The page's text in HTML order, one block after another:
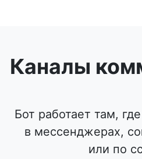
Каналы
Бот работает там,
в мессенджерах,
или по